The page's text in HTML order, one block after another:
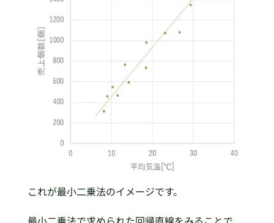
これが最小二乗法のイメージです。